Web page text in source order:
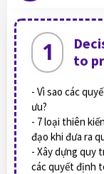
to
- Vì sao các
ưu?
- 7 loại thiên
đạo khi đưa ra
- Xây dựng quy
các quyết định
1